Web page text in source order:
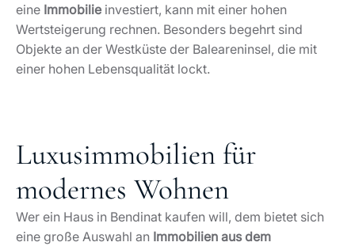
eine Immobilie investiert, kann mit einer hohen
Wertsteigerung rechnen. Besonders begehrt sind
Objekte an der Westküste der Baleareninsel, die mit
einer hohen Lebensqualität lockt.
Luxusimmobilien für
modernes Wohnen
Wer ein Haus in Bendinat kaufen will, dem bietet sich
eine große Auswahl an Immobilien aus dem